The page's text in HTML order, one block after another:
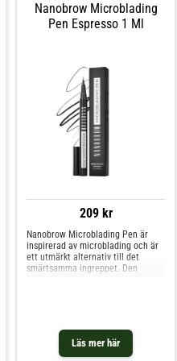
Nanobrow Microblading
Pen Espresso 1 Ml
209 kr
Läs mer här
Nanobrow Microblading Pen är
inspirerad av microblading och är
ett utmärkt alternativ till det
smärtsamma ingreppet. Den
bryn att verka mer fylliga och
skapa hårliknande streck för att